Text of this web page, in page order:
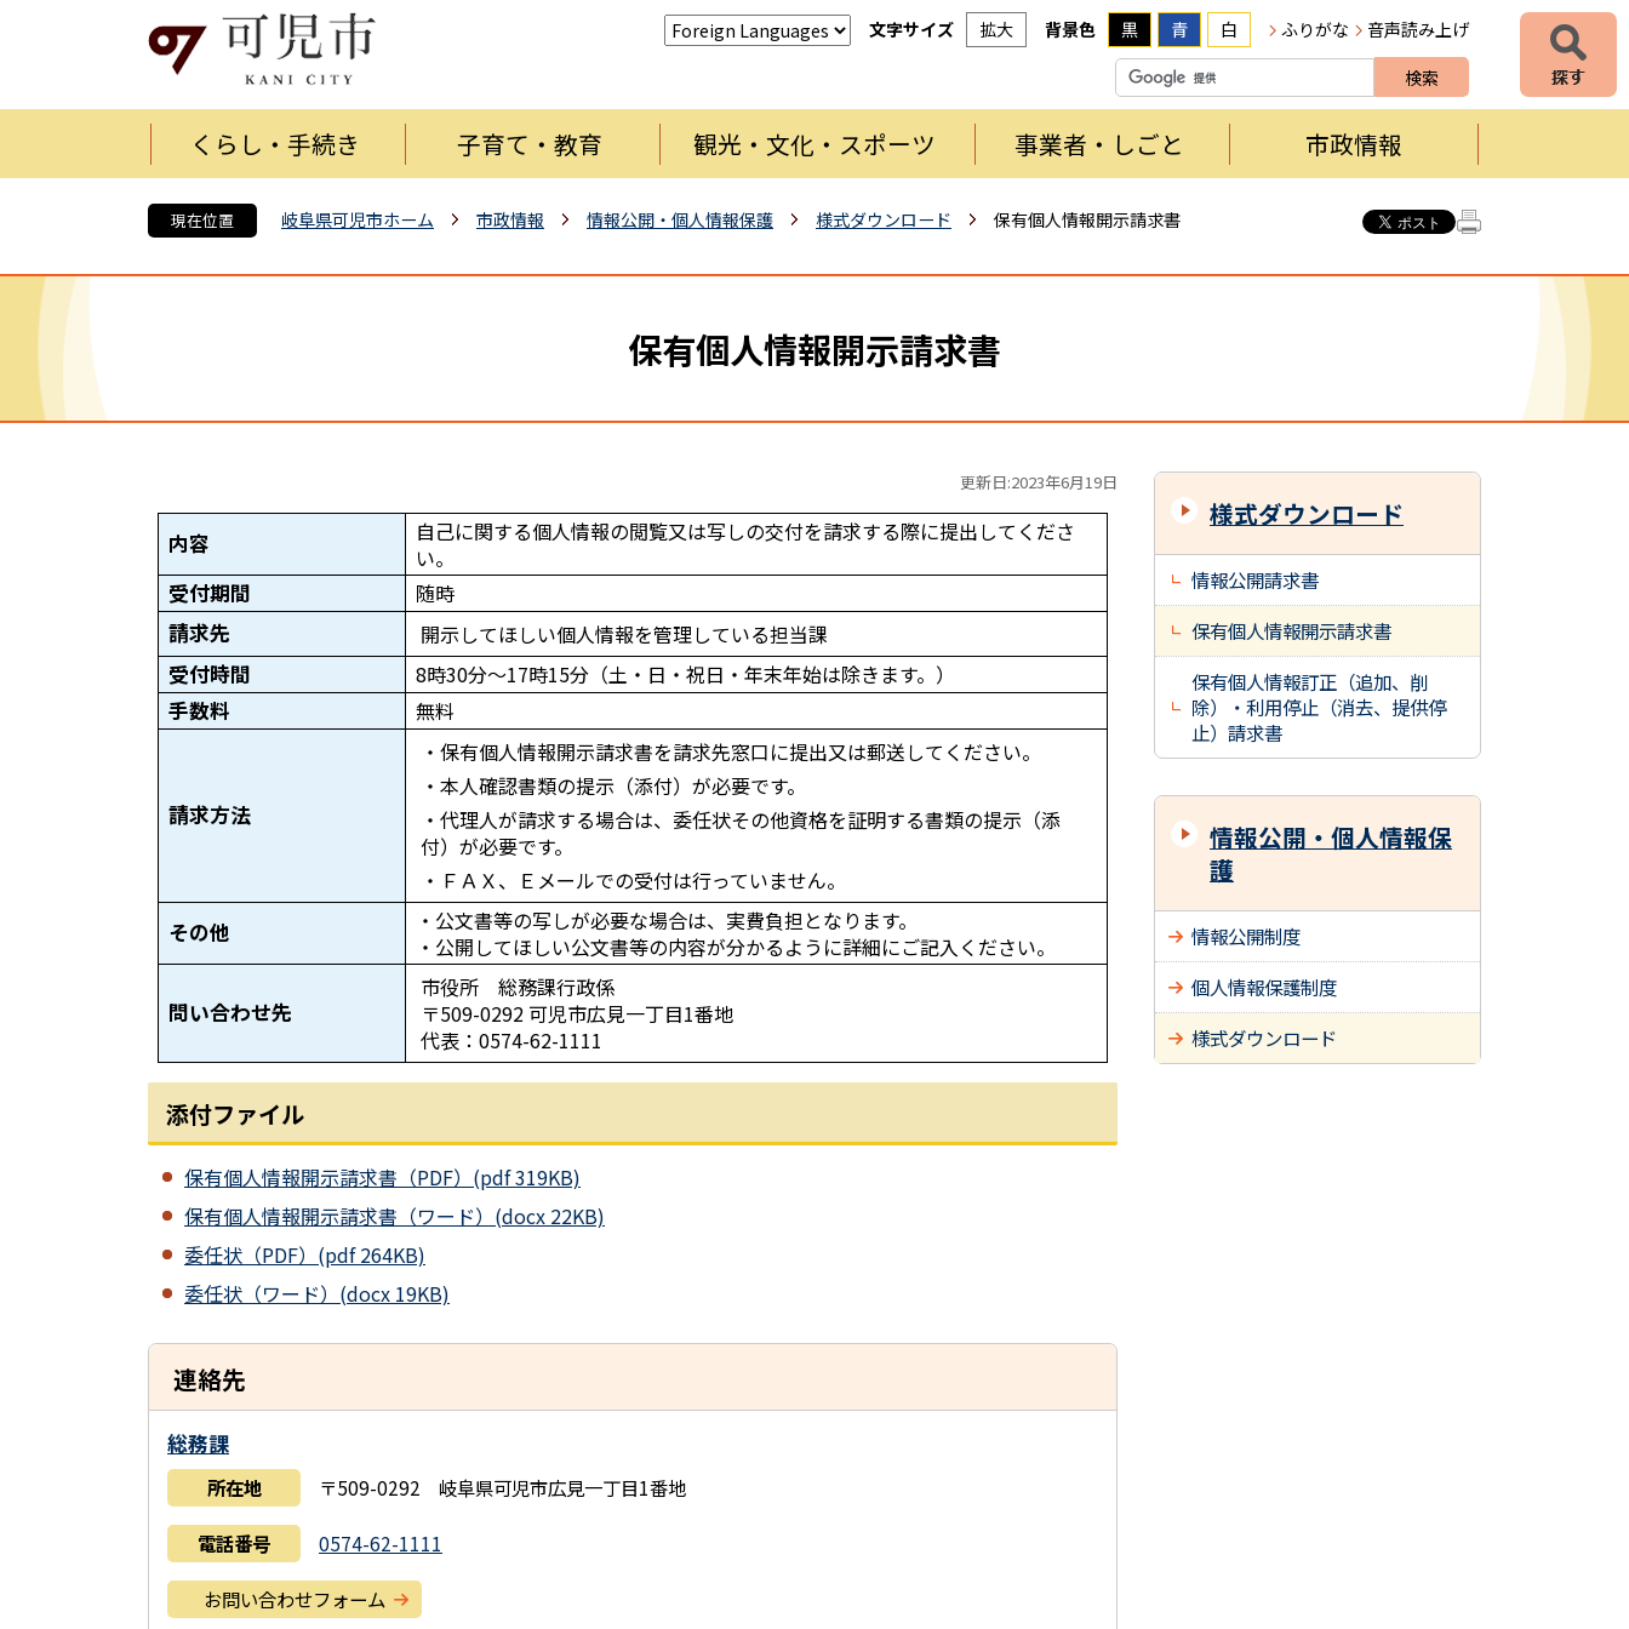
文字サイズ 拡大 背景色 黒 青 白 ふりがな 音声読み上げ
くらし・手続き 子育て・教育 観光・文化・スポーツ 事業者・しごと 市政情報
現在位置 岐阜県可児市ホーム 市政情報 情報公開・個人情報保護 様式ダウンロード 保有個人情報開示請求書
保有個人情報開示請求書
更新日:2023年6月19日
内容
自己に関する個人情報の閲覧又は写しの交付を請求する際に提出してくださ
い。
受付期間
随時
請求先
開示してほしい個人情報を管理している担当課
受付時間
8時30分～17時15分（土・日・祝日・年末年始は除きます。）
手数料
無料
請求方法
・保有個人情報開示請求書を請求先窓口に提出又は郵送してください。
・本人確認書類の提示（添付）が必要です。
・代理人が請求する場合は、委任状その他資格を証明する書類の提示（添
付）が必要です。
・ＦＡＸ、Ｅメールでの受付は行っていません。
その他
・公文書等の写しが必要な場合は、実費負担となります。
・公開してほしい公文書等の内容が分かるように詳細にご記入ください。
問い合わせ先
市役所 総務課行政係
〒509-0292 可児市広見一丁目1番地
代表：0574-62-1111
添付ファイル
保有個人情報開示請求書（PDF）(pdf 319KB)
保有個人情報開示請求書（ワード）(docx 22KB)
委任状（PDF）(pdf 264KB)
委任状（ワード）(docx 19KB)
連絡先
総務課
所在地 〒509-0292 岐阜県可児市広見一丁目1番地
電話番号 0574-62-1111
お問い合わせフォーム
様式ダウンロード
情報公開請求書
保有個人情報開示請求書
保有個人情報訂正（追加、削
除）・利用停止（消去、提供停
止）請求書
情報公開・個人情報保
護
情報公開制度
個人情報保護制度
様式ダウンロード